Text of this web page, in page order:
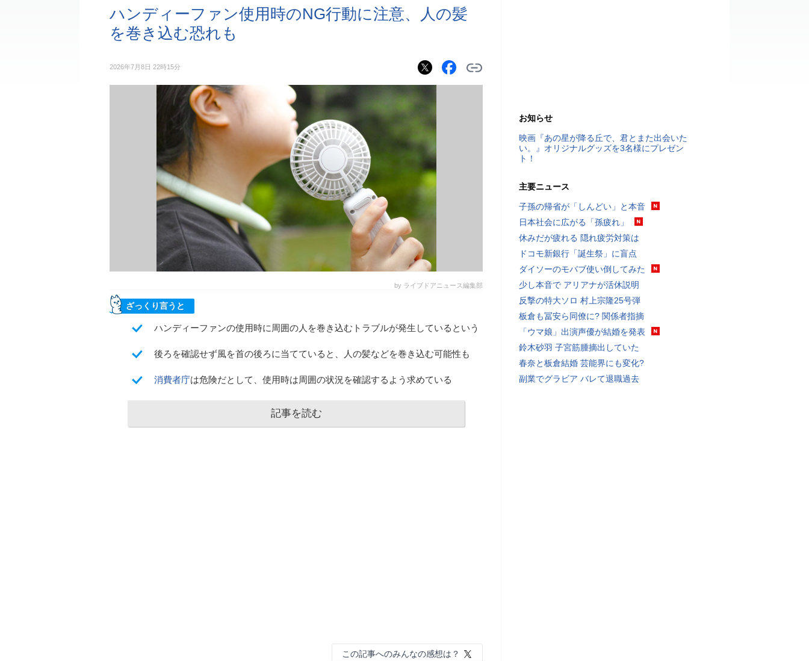
ハンディーファン使用時のNG行動に注意、人の髪
を巻き込む恐れも
2026年7月8日 22時15分
by ライブドアニュース編集部
ざっくり言うと
ハンディーファンの使用時に周囲の人を巻き込むトラブルが発生しているという
後ろを確認せず風を首の後ろに当てていると、人の髪などを巻き込む可能性も
消費者庁は危険だとして、使用時は周囲の状況を確認するよう求めている
記事を読む
この記事へのみんなの感想は？
お知らせ
映画『あの星が降る丘で、君とまた出会いた
い。』オリジナルグッズを3名様にプレゼン
ト！
主要ニュース
子孫の帰省が「しんどい」と本音
日本社会に広がる「孫疲れ」
休みだが疲れる 隠れ疲労対策は
ドコモ新銀行「誕生祭」に盲点
ダイソーのモバブ使い倒してみた
少し本音で アリアナが活休説明
反撃の特大ソロ 村上宗隆25号弾
板倉も冨安ら同僚に? 関係者指摘
「ウマ娘」出演声優が結婚を発表
鈴木砂羽 子宮筋腫摘出していた
春奈と板倉結婚 芸能界にも変化?
副業でグラビア バレて退職過去